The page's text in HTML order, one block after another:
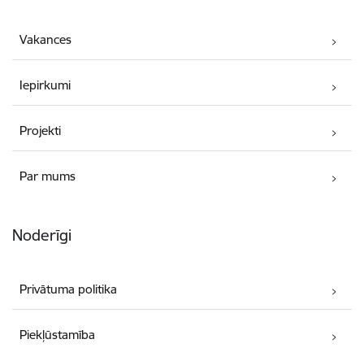
Vakances
Iepirkumi
Projekti
Par mums
Noderīgi
Privātuma politika
Piekļūstamība